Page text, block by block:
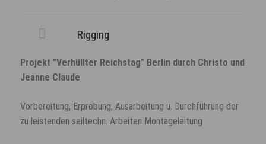
Rigging
Projekt "Verhüllter Reichstag" Berlin durch Christo und
Jeanne Claude
Vorbereitung, Erprobung, Ausarbeitung u. Durchführung der
zu leistenden seiltechn. Arbeiten Montageleitung